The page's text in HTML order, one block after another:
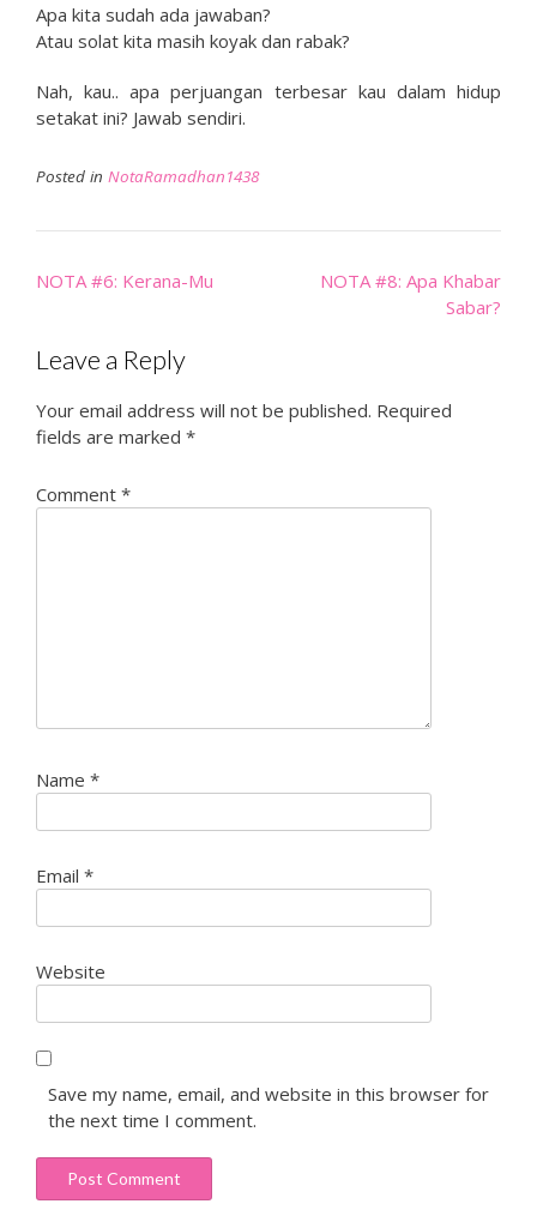
Apa kita sudah ada jawaban?
Atau solat kita masih koyak dan rabak?
Nah, kau.. apa perjuangan terbesar kau dalam hidup
setakat ini? Jawab sendiri.
Posted in NotaRamadhan1438
Post
NOTA #6: Kerana-Mu
NOTA #8: Apa Khabar
Sabar?
Leave a Reply
Your email address will not be published. Required
fields are marked *
Comment *
Name *
Email *
Website
Save my name, email, and website in this browser for
the next time I comment.